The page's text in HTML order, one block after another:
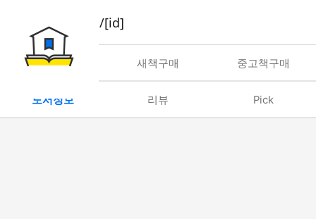
book/rent/[id]
대여 새책구매 중고책구매
도서정보 리뷰 Pick